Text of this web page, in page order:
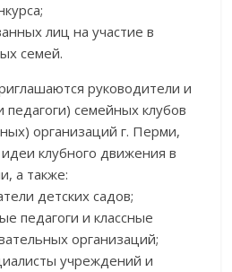
лиц на участие в
семей.
руководители и
педагоги) семейных клубов
организаций г. Перми,
клубного движения в
а также:
детских садов;
педагоги и классные
организаций;
учреждений и